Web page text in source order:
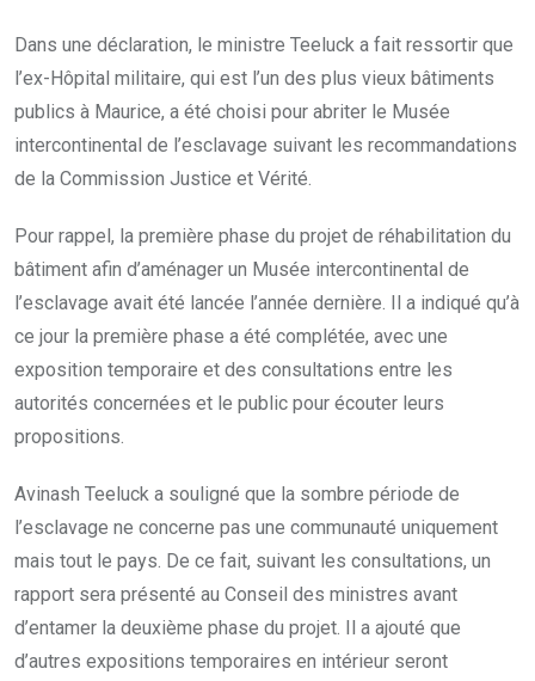
Dans une déclaration, le ministre Teeluck a fait ressortir que
l’ex-Hôpital militaire, qui est l’un des plus vieux bâtiments
publics à Maurice, a été choisi pour abriter le Musée
intercontinental de l’esclavage suivant les recommandations
de la Commission Justice et Vérité.
Pour rappel, la première phase du projet de réhabilitation du
bâtiment afin d’aménager un Musée intercontinental de
l’esclavage avait été lancée l’année dernière. Il a indiqué qu’à
ce jour la première phase a été complétée, avec une
exposition temporaire et des consultations entre les
autorités concernées et le public pour écouter leurs
propositions.
Avinash Teeluck a souligné que la sombre période de
l’esclavage ne concerne pas une communauté uniquement
mais tout le pays. De ce fait, suivant les consultations, un
rapport sera présenté au Conseil des ministres avant
d’entamer la deuxième phase du projet. Il a ajouté que
d’autres expositions temporaires en intérieur seront